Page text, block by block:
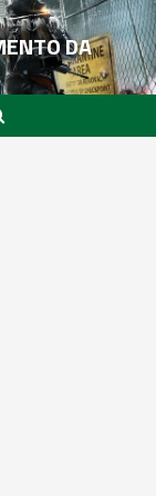
DA
Last of Us Limited